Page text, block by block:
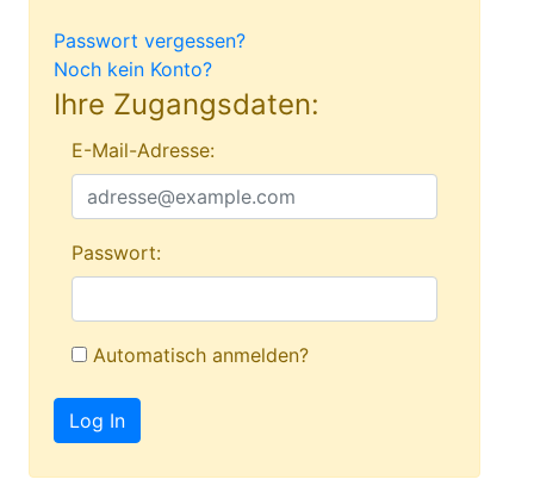
Passwort vergessen?
Noch kein Konto?
Ihre Zugangsdaten:
E-Mail-Adresse:
Passwort:
Automatisch anmelden?